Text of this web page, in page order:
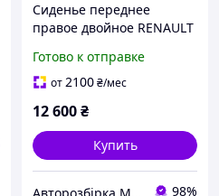
Сиденье переднее
правое двойное RENAULT
ТРАФИК) (LORK-1867-
107531)
Готово к отправке
от2100₴/мес
12 600₴
Купить
Авторозбірка Мікроавтобусів 98%